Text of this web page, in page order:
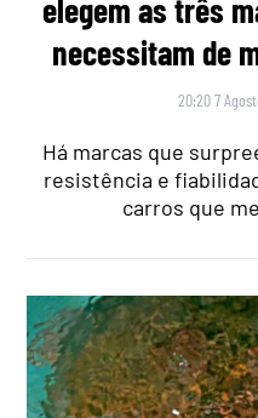
elegem as três
necessitam de
20:20 7
Há marcas que
resistência e
carros que